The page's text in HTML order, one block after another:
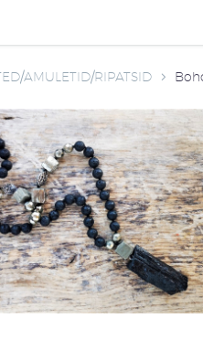
AMULETID/RIPATSID